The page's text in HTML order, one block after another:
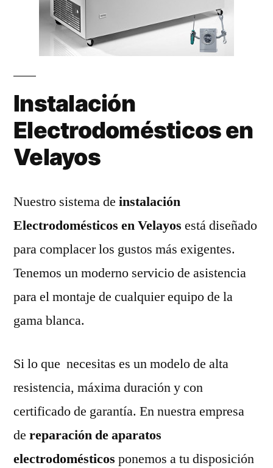
Instalación
Electrodomésticos en
Velayos
Nuestro sistema de instalación
Electrodomésticos en Velayos está diseñado
para complacer los gustos más exigentes.
Tenemos un moderno servicio de asistencia
para el montaje de cualquier equipo de la
gama blanca.
Si lo que necesitas es un modelo de alta
resistencia, máxima duración y con
certificado de garantía. En nuestra empresa
de reparación de aparatos
electrodomésticos ponemos a tu disposición